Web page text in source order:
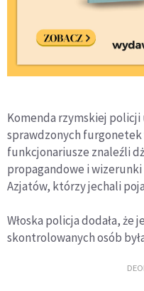
Komenda rzymskiej policji
sprawdzonych furgonetek
funkcjonariusze znaleźli
propagandowe i
Azjatów, którzy jechali
Włoska policja dodała, że
skontrolowanych osób